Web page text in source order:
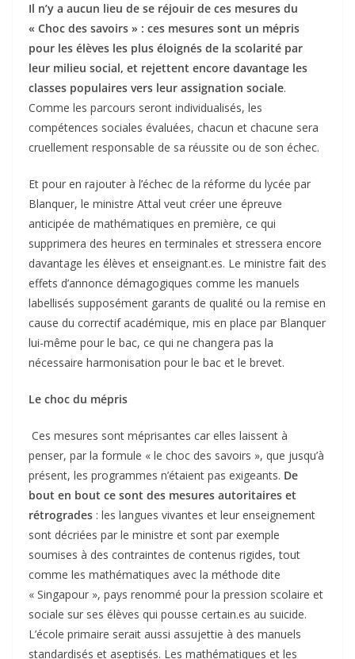
Il n’y a aucun lieu de se réjouir de ces mesures du
« Choc des savoirs » : ces mesures sont un mépris
pour les élèves les plus éloignés de la scolarité par
leur milieu social, et rejettent encore davantage les
classes populaires vers leur assignation sociale.
Comme les parcours seront individualisés, les
compétences sociales évaluées, chacun et chacune sera
cruellement responsable de sa réussite ou de son échec.
Et pour en rajouter à l’échec de la réforme du lycée par
Blanquer, le ministre Attal veut créer une épreuve
anticipée de mathématiques en première, ce qui
supprimera des heures en terminales et stressera encore
davantage les élèves et enseignant.es. Le ministre fait des
effets d’annonce démagogiques comme les manuels
labellisés supposément garants de qualité ou la remise en
cause du correctif académique, mis en place par Blanquer
lui-même pour le bac, ce qui ne changera pas la
nécessaire harmonisation pour le bac et le brevet.
Le choc du mépris
Ces mesures sont méprisantes car elles laissent à
penser, par la formule « le choc des savoirs », que jusqu’à
présent, les programmes n’étaient pas exigeants. De
bout en bout ce sont des mesures autoritaires et
rétrogrades : les langues vivantes et leur enseignement
sont décriées par le ministre et sont par exemple
soumises à des contraintes de contenus rigides, tout
comme les mathématiques avec la méthode dite
« Singapour », pays renommé pour la pression scolaire et
sociale sur ses élèves qui pousse certain.es au suicide.
L’école primaire serait aussi assujettie à des manuels
standardisés et aseptisés. Les mathématiques et les